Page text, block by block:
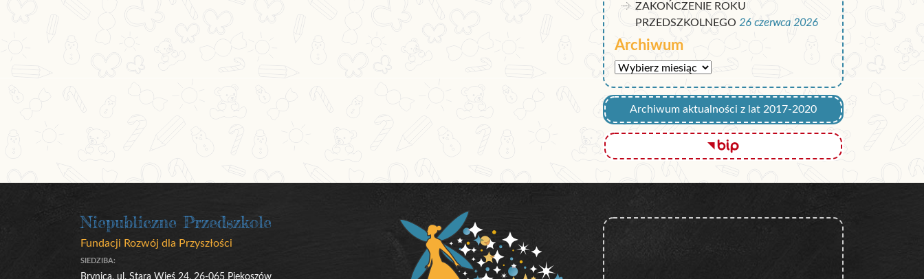
ZAKOŃCZENIE ROKU
PRZEDSZKOLNEGO 26 czerwca 2026
Archiwum
Archiwum
Archiwum aktualności z lat 2017-2020
Niepubliczne Przedszkole
Fundacji Rozwój dla Przyszłości
SIEDZIBA:
Brynica, ul. Stara Wieś 24, 26-065 Piekoszów